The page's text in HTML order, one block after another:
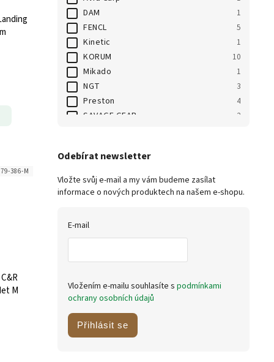
DAM 1
FENCL 5
Kinetic 1
KORUM 10
Mikado 1
NGT 3
Preston 4
SAVAGE GEAR 2
Westin
Z - fish
Zebco 6
Odebírat newsletter
Vložte svůj e-mail a my vám budeme zasílat
informace o nových produktech na našem e-shopu.
E-mail
Vložením e-mailu souhlasíte s podmínkami
ochrany osobních údajů
Přihlásit se
M
386-M